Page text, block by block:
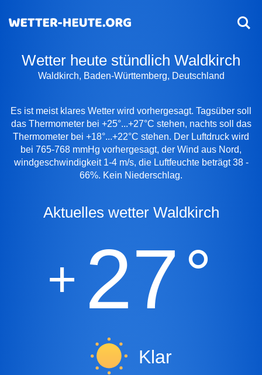
Wetter heute stündlich Waldkirch
Waldkirch, Baden-Württemberg, Deutschland
Es ist meist klares Wetter wird vorhergesagt. Tagsüber soll
das Thermometer bei +25°...+27°C stehen, nachts soll das
Thermometer bei +18°...+22°C stehen. Der Luftdruck wird
bei 765-768 mmHg vorhergesagt, der Wind aus Nord,
windgeschwindigkeit 1-4 m/s, die Luftfeuchte beträgt 38 -
66%. Kein Niederschlag.
Aktuelles wetter Waldkirch
+ 27°
Klar